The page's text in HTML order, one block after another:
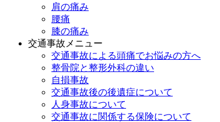
肩の痛み
腰痛
膝の痛み
交通事故メニュー
交通事故による頭痛でお悩みの方へ
整骨院と整形外科の違い
自損事故
交通事故後の後遺症について
人身事故について
交通事故に関係する保険について